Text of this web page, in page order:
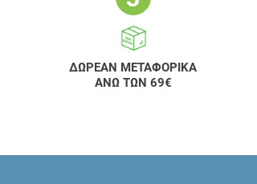
ΔΩΡΕΑΝ ΜΕΤΑΦΟΡΙΚΑ
ΑΝΩ ΤΩΝ 69€